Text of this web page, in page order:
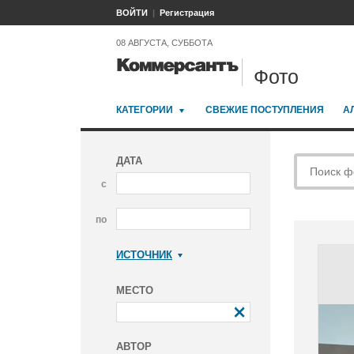
ВОЙТИ Регистрация
08 АВГУСТА, СУББОТА
Фото
КАТЕГОРИИ СВЕЖИЕ ПОСТУПЛЕНИЯ
ДАТА
с
по
ИСТОЧНИК
МЕСТО
АВТОР